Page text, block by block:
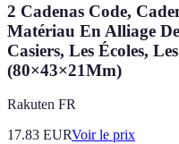
2 Cadenas Code,
Matériau En Alliage
Casiers, Les Écoles,
(80×43×21Mm)
Rakuten FR
17.83 EURVoir le prix